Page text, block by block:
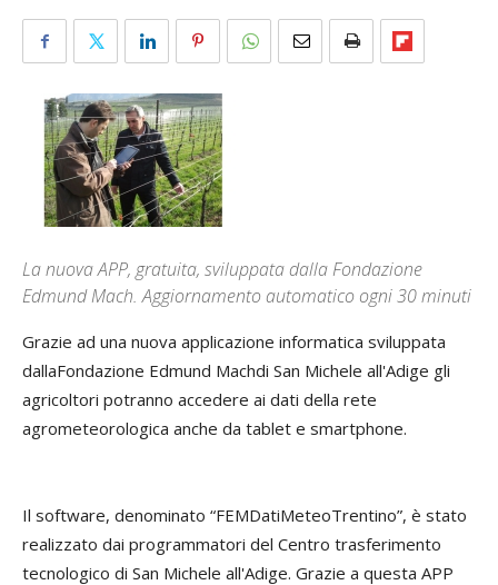
La nuova APP, gratuita, sviluppata dalla Fondazione
Edmund Mach. Aggiornamento automatico ogni 30 minuti
Grazie ad una nuova applicazione informatica sviluppata
dallaFondazione Edmund Machdi San Michele all'Adige gli
agricoltori potranno accedere ai dati della rete
agrometeorologica anche da tablet e smartphone.
Il software, denominato “FEMDatiMeteoTrentino”, è stato
realizzato dai programmatori del Centro trasferimento
tecnologico di San Michele all'Adige. Grazie a questa APP